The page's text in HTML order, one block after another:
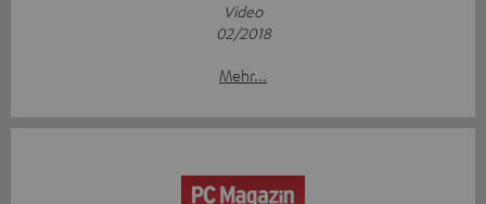
Video
02/2018
Mehr...